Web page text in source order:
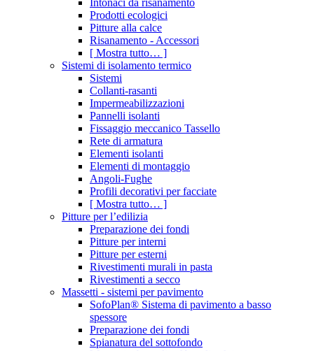
Intonaci da risanamento
Prodotti ecologici
Pitture alla calce
Risanamento - Accessori
[ Mostra tutto… ]
Sistemi di isolamento termico
Sistemi
Collanti-rasanti
Impermeabilizzazioni
Pannelli isolanti
Fissaggio meccanico Tassello
Rete di armatura
Elementi isolanti
Elementi di montaggio
Angoli-Fughe
Profili decorativi per facciate
[ Mostra tutto… ]
Pitture per l’edilizia
Preparazione dei fondi
Pitture per interni
Pitture per esterni
Rivestimenti murali in pasta
Rivestimenti a secco
Massetti - sistemi per pavimento
SofoPlan® Sistema di pavimento a basso
spessore
Preparazione dei fondi
Spianatura del sottofondo